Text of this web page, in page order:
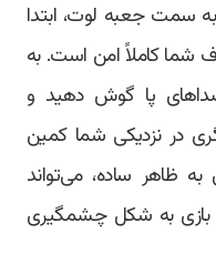
سمت جعبه لوت، ابتدا
شما کاملاً امن است. به
پا گوش دهید و
در نزدیکی شما کمین
ظاهر ساده، می‌تواند
بازی به شکل چشمگیری